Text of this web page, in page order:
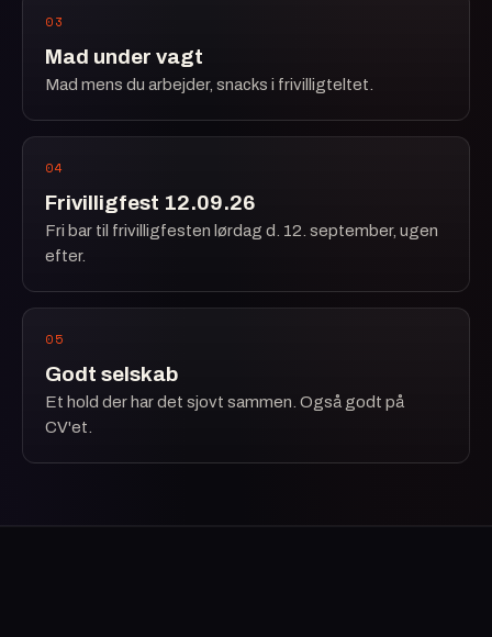
03
Mad under vagt
Mad mens du arbejder, snacks i frivilligteltet.
04
Frivilligfest 12.09.26
Fri bar til frivilligfesten lørdag d. 12. september, ugen
efter.
05
Godt selskab
Et hold der har det sjovt sammen. Også godt på
CV'et.